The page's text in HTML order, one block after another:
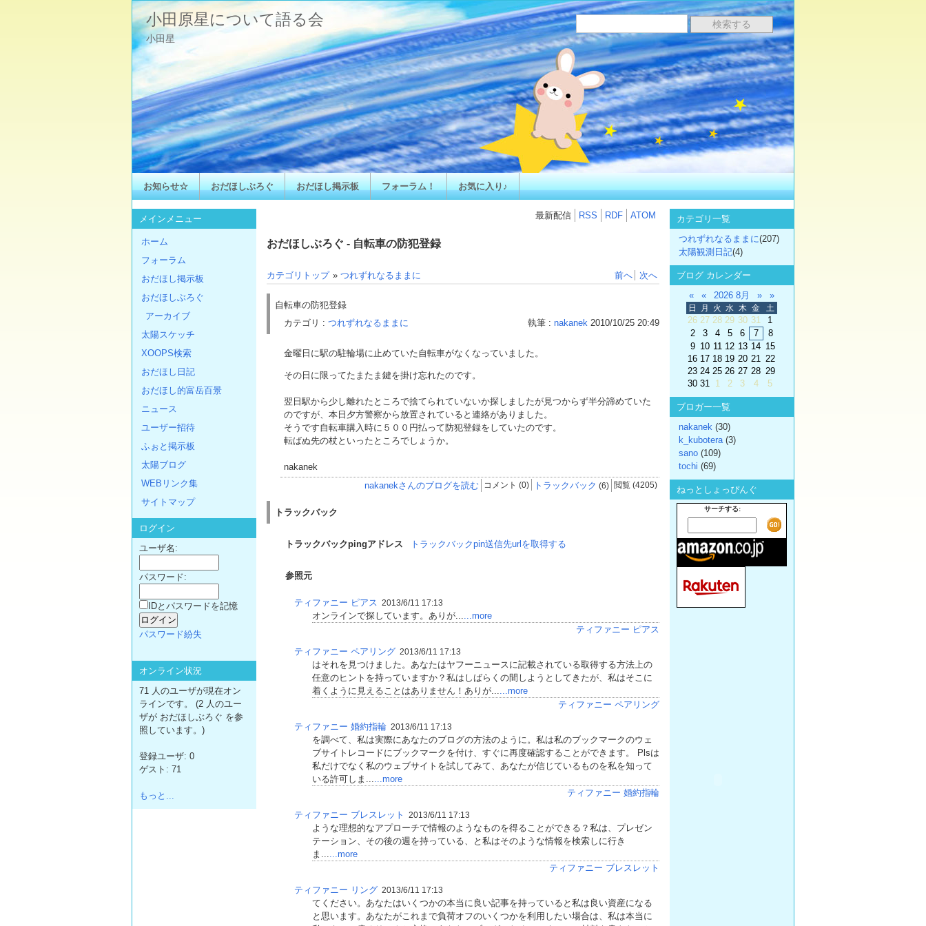
小田原星について語る会
小田星
お知らせ☆ おだほしぶろぐ おだほし掲示板 フォーラム！ お気に入り♪
最新配信 RSS RDF ATOM
おだほしぶろぐ - 自転車の防犯登録
カテゴリトップ »つれずれなるままに 前へ 次へ
自転車の防犯登録
カテゴリ : つれずれなるままに 執筆 : nakanek 2010/10/25 20:49
金曜日に駅の駐輪場に止めていた自転車がなくなっていました。
その日に限ってたまたま鍵を掛け忘れたのです。
翌日駅から少し離れたところで捨てられていないか探しましたが見つからず半分諦めていた
のですが、本日夕方警察から放置されていると連絡がありました。
そうです自転車購入時に５００円払って防犯登録をしていたのです。
転ばぬ先の杖といったところでしょうか。
nakanek
nakanekさんのブログを読む
コメント (0) トラックバック (6) 閲覧 (4205)
トラックバック
トラックバックpingアドレス トラックバックpin送信先urlを取得する
参照元
ティファニー ピアス 2013/6/11 17:13
オンラインで探しています。ありが......more
ティファニー ピアス
ティファニー ペアリング 2013/6/11 17:13
はそれを見つけました。あなたはヤフーニュースに記載されている取得する方法上の
任意のヒントを持っていますか？私はしばらくの間しようとしてきたが、私はそこに
着くように見えることはありません！ありが......more
ティファニー ペアリング
ティファニー 婚約指輪 2013/6/11 17:13
を調べて、私は実際にあなたのブログの方法のように。私は私のブックマークのウェ
ブサイトレコードにブックマークを付け、すぐに再度確認することができます。 Plsは
私だけでなく私のウェブサイトを試してみて、あなたが信じているものを私を知って
いる許可しま......more
ティファニー 婚約指輪
ティファニー ブレスレット 2013/6/11 17:13
ような理想的なアプローチで情報のようなものを得ることができる？私は、プレゼン
テーション、その後の週を持っている、と私はそのような情報を検索しに行き
ま......more
ティファニー ブレスレット
ティファニー リング 2013/6/11 17:13
てください。あなたはいくつかの本当に良い記事を持っていると私は良い資産になる
と思います。あなたがこれまで負荷オフのいくつかを利用したい場合は、私は本当に
メインメニュー
ホーム
フォーラム
おだほし掲示板
おだほしぶろぐ
アーカイブ
太陽スケッチ
XOOPS検索
おだほし日記
おだほし的富岳百景
ニュース
ユーザー招待
ふぉと掲示板
太陽ブログ
WEBリンク集
サイトマップ
ログイン
ユーザ名:
パスワード:
IDとパスワードを記憶
パスワード紛失
オンライン状況
71 人のユーザが現在オン
ラインです。 (2 人のユー
ザが おだほしぶろぐ を参
照しています。)
登録ユーザ: 0
ゲスト: 71
もっと...
カテゴリ一覧
つれずれなるままに(207)
太陽観測日記(4)
ブログ カレンダー
«
« 2026 8月 » »
日 月 火 水 木 金 土
26 27 28 29 30 31
1
2
3 4 5 6 7
8
9 10 11 12 13 14 15
16 17 18 19 20 21 22
23 24 25 26 27 28 29
30 31 1 2 3 4 5
ブロガー一覧
nakanek (30)
k_kubotera(3)
sano (109)
tochi (69)
ねっとしょっぴんぐ
サーチする: